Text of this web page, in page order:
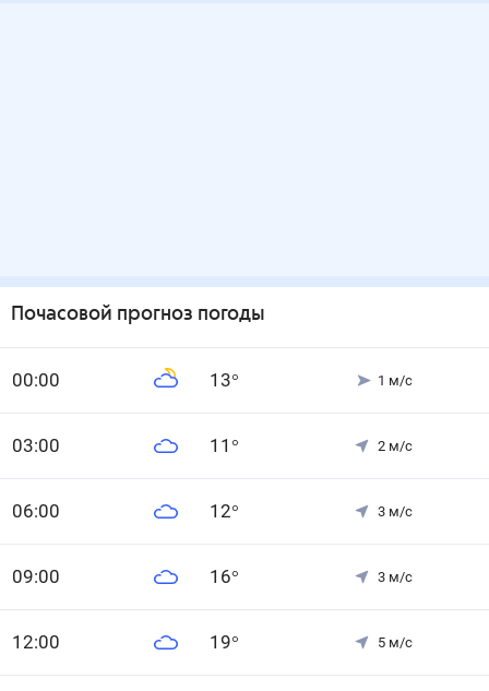
Почасовой прогноз погоды
00:00 13° 1 м/с
03:00 11 ° 2 м/с
06:00 12° 3 м/с
09:00 16° 3 м/с
12:00 19° 5 м/с